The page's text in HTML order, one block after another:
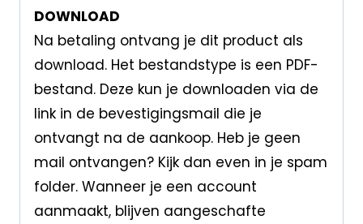
DOWNLOAD
Na betaling ontvang je dit product als
download. Het bestandstype is een PDF-
bestand. Deze kun je downloaden via de
link in de bevestigingsmail die je
ontvangt na de aankoop. Heb je geen
mail ontvangen? Kijk dan even in je spam
folder. Wanneer je een account
aanmaakt, blijven aangeschafte